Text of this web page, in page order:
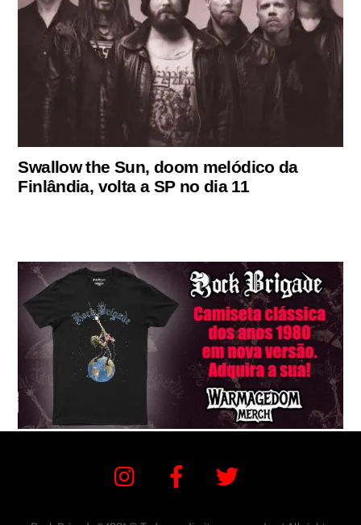
Swallow the Sun, doom melódico da
Finlândia, volta a SP no dia 11
Instagram Facebook